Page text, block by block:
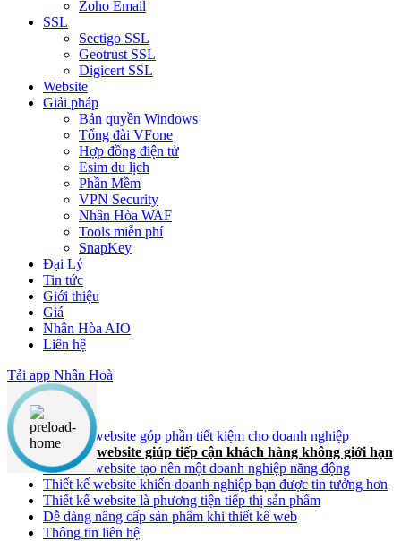
Zoho Email
SSL
Sectigo SSL
Geotrust SSL
Digicert SSL
Website
Giải pháp
Bản quyền Windows
Tổng đài VFone
Hợp đồng điện tử
Esim du lịch
Phần Mềm
VPN Security
Nhân Hòa WAF
Tools miễn phí
SnapKey
Đại Lý
Tin tức
Giới thiệu
Giá
Nhân Hòa AIO
Liên hệ
Tải app Nhân Hoà
Nội dung chính
Thiết kế website góp phần tiết kiệm cho doanh nghiệp
Thiết kế website giúp tiếp cận khách hàng không giới hạn
Thiết kế website tạo nên một doanh nghiệp năng động
Thiết kế website khiến doanh nghiệp bạn được tin tưởng hơn
Thiết kế website là phương tiện tiếp thị sản phẩm
Dễ dàng nâng cấp sản phẩm khi thiết kế web
Thông tin liên hệ